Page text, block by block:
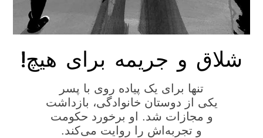
شلاق و جریمه برای هیچ!
تنها برای یک پیاده روی با پسر
یکی از دوستان خانوادگی، بازداشت
و مجازات شد. او برخورد حکومت
و تجربه‌اش را روایت می‌کند.